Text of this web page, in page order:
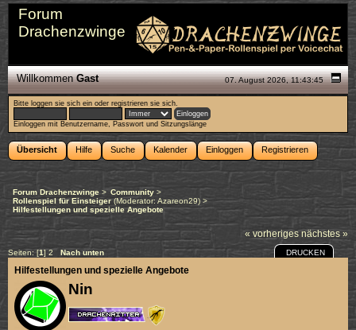
Forum
Drachenzwinge
07. August 2026, 11:43:45
WillkommenGast
Bitte loggen sie sich ein oderregistrieren sie sich.
Einloggen mit Benutzername, Passwort und Sitzungslänge
Übersicht Hilfe Suche Kalender Einloggen Registrieren
Forum Drachenzwinge > Community>
Rollenspiel für Einsteiger(Moderator: Azareon29) >
Hilfestellungen und spezielle Angebote
« vorheriges nächstes »
Seiten: [1]2 Nach unten DRUCKEN
Nin
Hilfestellungen und spezielle Angebote